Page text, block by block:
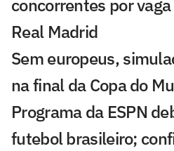
concorrentes por
Real Madrid
Sem europeus,
na final da Copa do
Programa da ESPN
futebol brasileiro;